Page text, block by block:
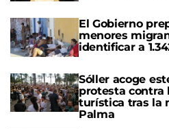
El Gobierno
menores
identificar a
Sóller acoge
protesta contra
turística tras la
Palma